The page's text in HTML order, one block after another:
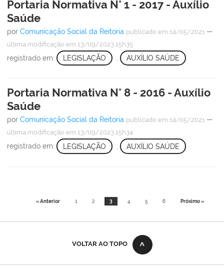
Portaria Normativa N° 1 - 2017 - Auxílio
Saúde
por Comunicação Social da Reitoria publicado em 14/05/2021 —
última modificação em 13/09/2023 15h35
registrado em: LEGISLAÇÃO AUXÍLIO SAÚDE
Portaria Normativa N° 8 - 2016 - Auxílio
Saúde
por Comunicação Social da Reitoria publicado em 14/05/2021 —
última modificação em 13/09/2023 15h34
registrado em: LEGISLAÇÃO AUXÍLIO SAÚDE
« Anterior 1 2 3 4 5 6 Próximo »
VOLTAR AO TOPO